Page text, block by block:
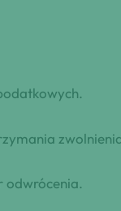
odwrócenia.